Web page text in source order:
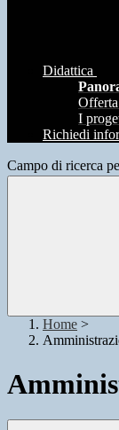
Didattica
I
Richiedi
Campo di ricerca
Home >